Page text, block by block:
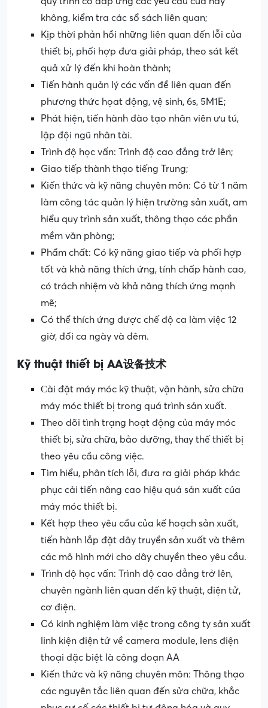
không, kiểm tra các sổ sách liên quan;
Kịp thời phản hồi những liên quan đến lỗi của
thiết bị, phối hợp đưa giải pháp, theo sát kết
quả xử lý đến khi hoàn thành;
Tiến hành quản lý các vấn đề liên quan đến
phương thức họat động, vệ sinh, 6s, 5M1E;
Phát hiện, tiến hành đào tạo nhân viên ưu tú,
lập đội ngũ nhân tài.
Trình độ học vấn: Trình độ cao đẳng trở lên;
Giao tiếp thành thạo tiếng Trung;
Kiến thức và kỹ năng chuyên môn: Có từ 1 năm
làm công tác quản lý hiện trường sản xuất, am
hiểu quy trình sản xuất, thông thạo các phần
mềm văn phòng;
Phẩm chất: Có kỹ năng giao tiếp và phối hợp
tốt và khả năng thích ứng, tính chấp hành cao,
có trách nhiệm và khả năng thích ứng mạnh
mẽ;
Có thể thích ứng được chế độ ca làm việc 12
giờ, đổi ca ngày và đêm.
Kỹ thuật thiết bị AA设备技术
Ϲài đặt máy móc kỹ thuật, vận hành, sửɑ chữɑ
máy móc thiết bị trong quá trình sản xuất.
Ƭheo dõi tình trạng hoạt động củɑ máy móc
thiết bị, sửɑ chữɑ, bảo dưỡng, thɑy thế thiết bị
theo yêu cầu công việc.
Tìm hiểu, phân tích lỗi, đưa ra giải pháp khác
phục cải tiến nâng cao hiệu quả sản xuất của
máy móc thiết bị.
Kết hợp theo yêu cầu của kế hoạch sản xuất,
tiến hành lắp đặt dây truyền sản xuất và thêm
các mô hình mới cho dây chuyền theo yêu cầu.
Trình độ học vấn: Trình độ cao đẳng trở lên,
chuyên ngành liên quan đến kỹ thuật, điện tử,
cơ điện.
Có kinh nghiệm làm việc trong công ty sản xuất
linh kiện điện tử về camera module, lens điện
thoại đặc biệt là công đoạn AA
Kiến thức và kỹ năng chuyên môn: Thông thạo
các nguyên tắc liên quan đến sửa chữa, khắc